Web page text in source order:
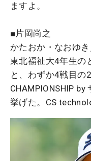
ますよ。
■片岡尚之
かたおか・なおゆ
東北福祉大4年生の
と、わずか4戦目の
CHAMPIONSHIP
挙げた。CS